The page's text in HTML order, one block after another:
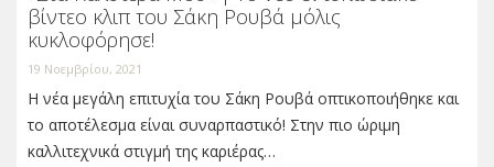
βίντεο κλιπ του Σάκη Ρουβά μόλις
κυκλοφόρησε!
19 Νοεμβρίου, 2021
Η νέα μεγάλη επιτυχία του Σάκη Ρουβά οπτικοποιήθηκε και
το αποτέλεσμα είναι συναρπαστικό! Στην πιο ώριμη
καλλιτεχνικά στιγμή της καριέρας…